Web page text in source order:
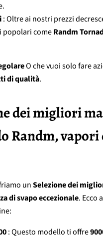
: Oltre ai nostri prezzi
popolari comeRandm
O che vuoi solo fare
di qualità.
dei migliori
Randm,
unSelezione dei
di svapo eccezionale. Ecco
: Questo modello ti offre